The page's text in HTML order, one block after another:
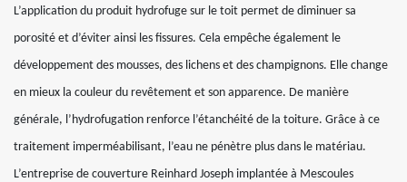
L’application du produit hydrofuge sur le toit permet de diminuer sa
porosité et d’éviter ainsi les fissures. Cela empêche également le
développement des mousses, des lichens et des champignons. Elle change
en mieux la couleur du revêtement et son apparence. De manière
générale, l’hydrofugation renforce l’étanchéité de la toiture. Grâce à ce
traitement imperméabilisant, l’eau ne pénètre plus dans le matériau.
L’entreprise de couverture Reinhard Joseph implantée à Mescoules